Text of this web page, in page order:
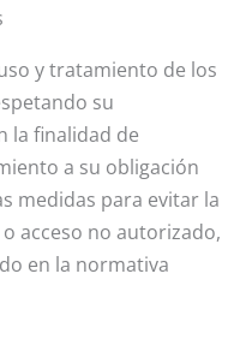
y tratamiento de los
su
la finalidad de
a su obligación
medidas para evitar la
acceso no autorizado,
en la normativa